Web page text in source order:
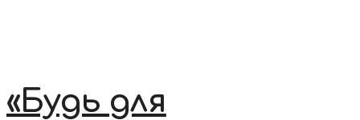
«Будь для